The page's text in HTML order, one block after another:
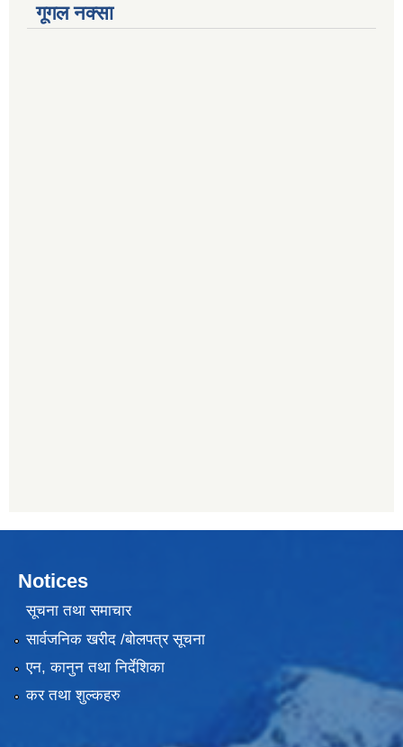
गूगल नक्सा
Notices
सूचना तथा समाचार
सार्वजनिक खरीद /बोलपत्र सूचना
एन, कानुन तथा निर्देशिका
कर तथा शुल्कहरु